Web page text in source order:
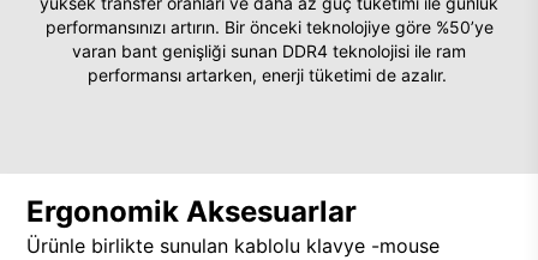
performansınızı artırın. Bir önceki teknolojiye göre %50’ye
varan bant genişliği sunan DDR4 teknolojisi ile ram
performansı artarken, enerji tüketimi de azalır.
Ergonomik Aksesuarlar
Ürünle birlikte sunulan kablolu klavye -mouse